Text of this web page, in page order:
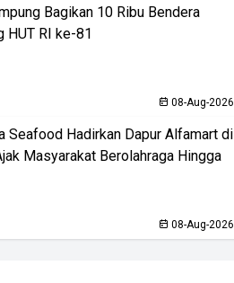
Bagikan 10 Ribu Bendera
HUT RI ke-81
08-Aug-2026
Seafood Hadirkan Dapur Alfamart di
Masyarakat Berolahraga Hingga
08-Aug-2026